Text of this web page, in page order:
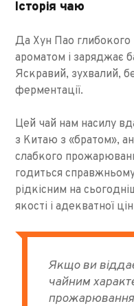
Історія чаю
Да Хун Пао
ароматом і заряджає
Яскравий, зухвалий,
ферментації.
Цей чай нам насилу
з Китаю з «братом»,
слабкого
годиться
рідкісним на
якості і адекватної
Якщо ви
чайним